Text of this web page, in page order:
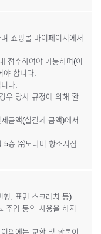
쇼핑몰 마이페이지에서
접수하여야 가능하며(이
합니다.
다.
우 당사 규정에 의해 환
금액(실결제 금액)에서
5층 ㈜모나미 항소지점
형, 표면 스크래치 등)
주입 등의 사용을 하지
외에는 교환 및 환불이